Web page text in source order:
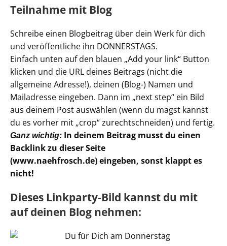
Teilnahme mit Blog
Schreibe einen Blogbeitrag über dein Werk für dich
und veröffentliche ihn DONNERSTAGS.
Einfach unten auf den blauen „Add your link“ Button
klicken und die URL deines Beitrags (nicht die
allgemeine Adresse!), deinen (Blog-) Namen und
Mailadresse eingeben. Dann im „next step“ ein Bild
aus deinem Post auswählen (wenn du magst kannst
du es vorher mit „crop“ zurechtschneiden) und fertig.
Ganz wichtig: In deinem Beitrag musst du einen
Backlink zu dieser Seite
(www.naehfrosch.de) eingeben, sonst klappt es
nicht!
Dieses Linkparty-Bild kannst du mit
auf deinen Blog nehmen: